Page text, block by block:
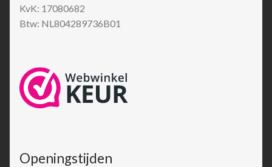
KvK: 17080682
Btw: NL804289736B01
Openingstijden